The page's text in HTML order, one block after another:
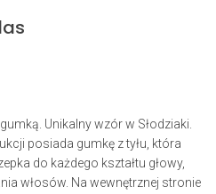
Unikalny wzór w Słodziaki.
posiada gumkę z tyłu, która
do każdego kształtu głowy,
włosów. Na wewnętrznej stronie